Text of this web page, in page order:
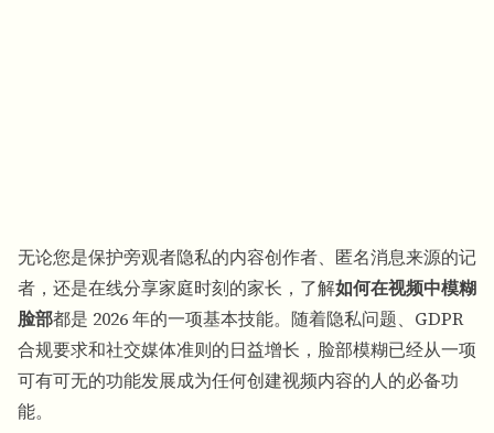
无论您是保护旁观者隐私的内容创作者、匿名消息来源的记
者，还是在线分享家庭时刻的家长，了解如何在视频中模糊
脸部都是 2026 年的一项基本技能。随着隐私问题、GDPR
合规要求和社交媒体准则的日益增长，脸部模糊已经从一项
可有可无的功能发展成为任何创建视频内容的人的必备功
能。